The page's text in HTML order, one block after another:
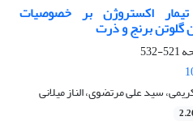
اکستروژن بر خصوصیات
گلوتن برنج و ذرت
521-532
سید علی مرتضوی، الناز میلانی